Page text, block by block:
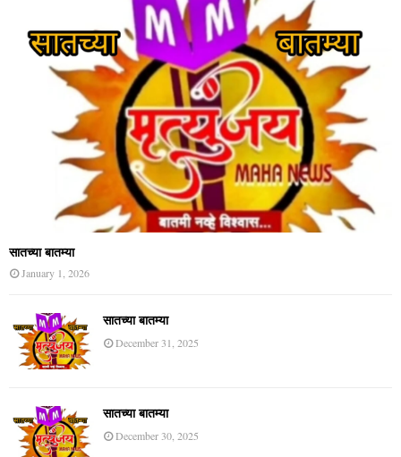
सातच्या बातम्या
January 1, 2026
सातच्या बातम्या
December 31, 2025
सातच्या बातम्या
December 30, 2025